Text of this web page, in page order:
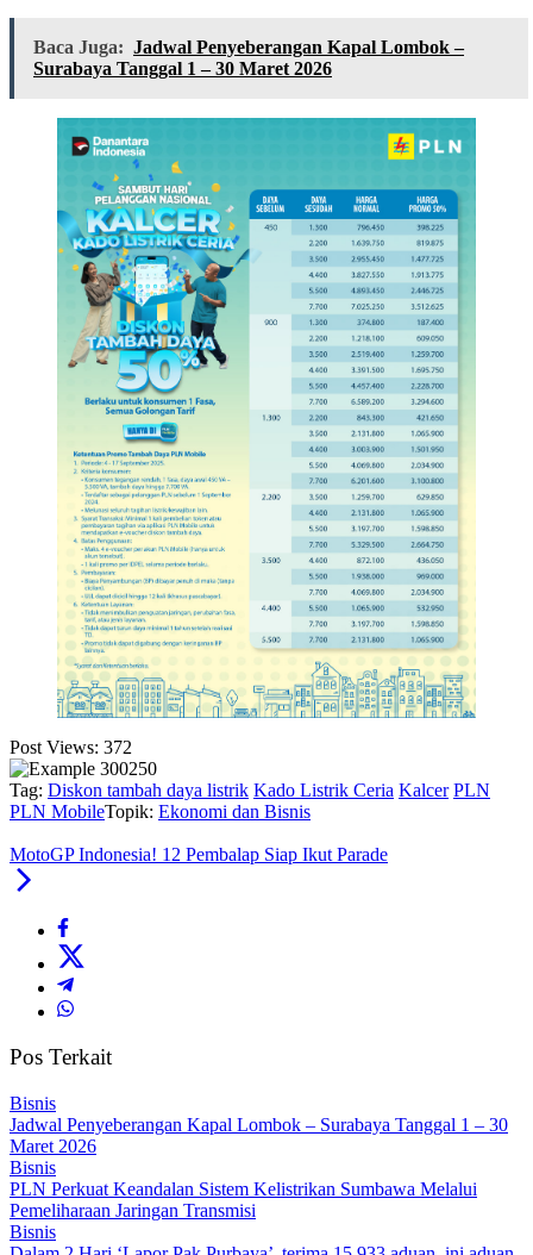
Baca Juga: Jadwal Penyeberangan Kapal Lombok –
Surabaya Tanggal 1 – 30 Maret 2026
Post Views: 372
Tag: Diskon tambah daya listrik Kado Listrik Ceria Kalcer PLN
PLN MobileTopik: Ekonomi dan Bisnis
MotoGP Indonesia! 12 Pembalap Siap Ikut Parade
Pos Terkait
Bisnis
Jadwal Penyeberangan Kapal Lombok – Surabaya Tanggal 1 – 30
Maret 2026
Bisnis
PLN Perkuat Keandalan Sistem Kelistrikan Sumbawa Melalui
Pemeliharaan Jaringan Transmisi
Bisnis